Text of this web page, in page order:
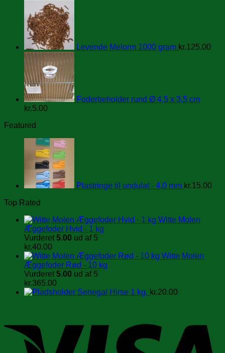
Levende Melorm 1000 gram kr.125.00
Foderbeholder rund Ø 4,5 x 3,5 cm
kr.5.00
Featured
Plastringe til undulat - 4,0 mm kr.15.00
Top Rated
Witte Molen
Æggefoder Hvid - 1 kg
Vurderet 5.00 ud af 5
kr.40.00
Witte Molen
Æggefoder Rød - 10 kg
Vurderet 5.00 ud af 5
kr.365.00
Senegal Hirse 1 kg. kr.20.00